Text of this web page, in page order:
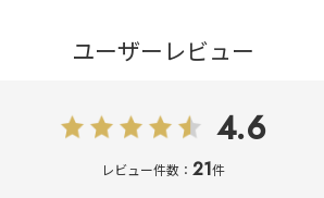
ユーザーレビュー
4.6
レビュー件数： 21件